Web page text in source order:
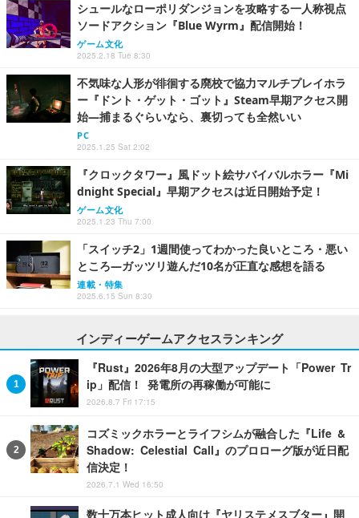
シュールなローポリダンジョンを攻略する一人称視点
ソードアクション『Blue Wyrm』配信開始！
ゲーム文化
2025.2.18 Tue 8:30
不気味な人形が徘徊する廃校で協力マルチプレイホラ
ー『ドント・ゲット・ゴット』Steam早期アクセス開
始―捕まるぐらいなら、裏切っても全然いい
PC
2025.1.25 Sat 2:02
『クロックタワー』風ドット絵サバイバルホラー『Mi
dnight Special』早期アクセスは近日開始予定！
ゲーム文化
2025.1.23 Thu 7:00
「スイッチ2」1週間使ってわかった良いところ・悪い
ところ―ガッツリ遊んだ10名が正直な感想を語る
連載・特集
2025.6.15 Sun 8:30
インディーゲームアクセスランキング
『Rust』2026年8月の大型アップデート「Power Tr
ip」配信！ 発電所の再稼働が可能に
2026.8.7 Fri 17:15
コズミックホラーとライフシムが融合した『Life &
Shadow: Celestial Call』のプロローグ版が近日配
信決定！
2026.7.1 Wed 16:50
数十万本ヒット成人向け『ヤリステメスブター』開